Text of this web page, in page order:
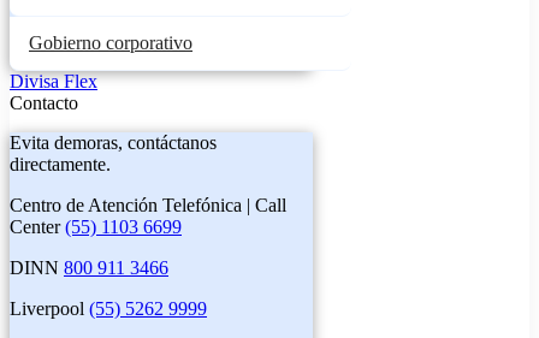
Gobierno corporativo
Divisa Flex
Contacto
Evita demoras, contáctanos
directamente.
Centro de Atención Telefónica | Call
Center(55) 1103 6699
DINN 800 911 3466
Liverpool (55) 5262 9999